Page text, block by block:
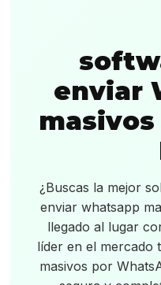
enviar
¿Buscas la mejor
enviar whatsapp
llegado al lugar
líder en el mercado
masivos por